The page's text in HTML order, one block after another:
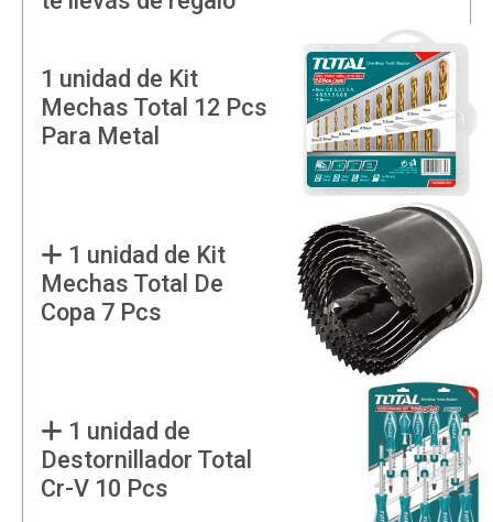
1 unidad de Kit
Mechas Total 12 Pcs
Para Metal
1 unidad de Kit
Mechas Total De
Copa 7 Pcs
1 unidad de
Destornillador Total
Cr-V 10 Pcs